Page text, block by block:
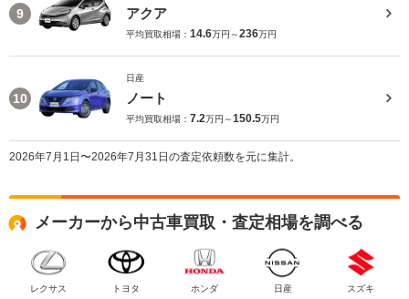
9 アクア
平均買取相場： 14.6万円～236万円
10
日産
ノート
平均買取相場： 7.2万円～150.5万円
2026年7月1日〜2026年7月31日の査定依頼数を元に集計。
メーカーから中古車買取・査定相場を調べる
レクサス トヨタ ホンダ 日産 スズキ